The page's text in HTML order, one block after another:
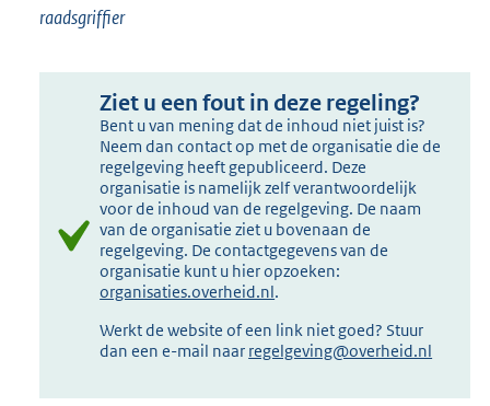
raadsgriffier
Ziet u een fout in deze regeling?
Bent u van mening dat de inhoud niet juist is?
Neem dan contact op met de organisatie die de
regelgeving heeft gepubliceerd. Deze
organisatie is namelijk zelf verantwoordelijk
voor de inhoud van de regelgeving. De naam
van de organisatie ziet u bovenaan de
regelgeving. De contactgegevens van de
organisatie kunt u hier opzoeken:
organisaties.overheid.nl.
Werkt de website of een link niet goed? Stuur
dan een e-mail naar regelgeving@overheid.nl